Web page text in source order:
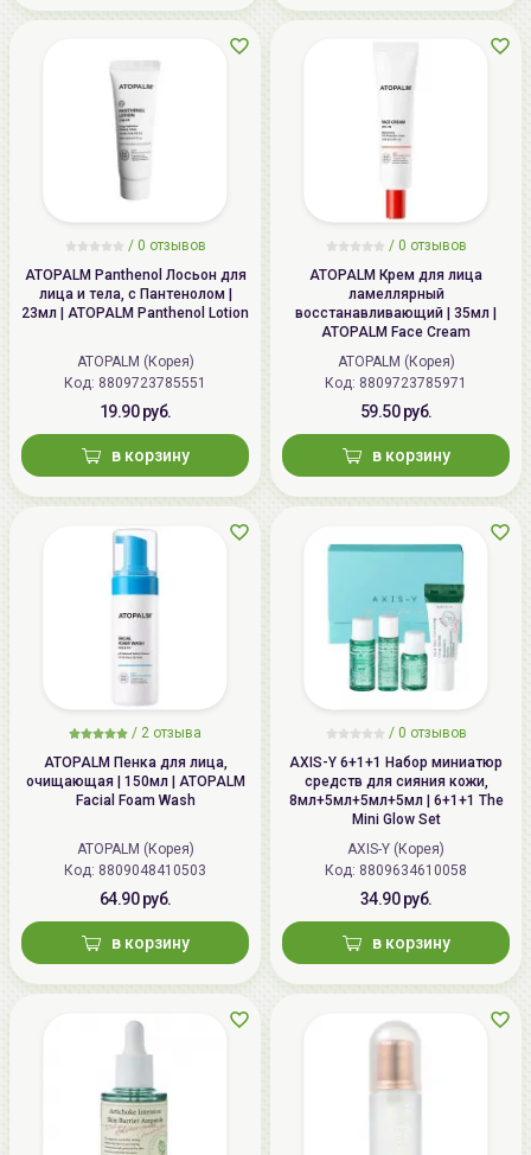
/ 0 отзывов
ATOPALM Panthenol Лосьон для
лица и тела, с Пантенолом |
23мл | ATOPALM Panthenol Lotion
ATOPALM (Корея)
Код: 8809723785551
19.90 руб.
в корзину
/ 0 отзывов
ATOPALM Крем для лица
ламеллярный
восстанавливающий | 35мл |
ATOPALM Face Cream
ATOPALM (Корея)
Код: 8809723785971
59.50 руб.
в корзину
/ 2 отзыва
ATOPALM Пенка для лица,
очищающая | 150мл | ATOPALM
Facial Foam Wash
ATOPALM (Корея)
Код: 8809048410503
64.90 руб.
в корзину
/ 0 отзывов
AXIS-Y 6+1+1 Набор миниатюр
средств для сияния кожи,
8мл+5мл+5мл+5мл | 6+1+1 The
Mini Glow Set
AXIS-Y (Корея)
Код: 8809634610058
34.90 руб.
в корзину